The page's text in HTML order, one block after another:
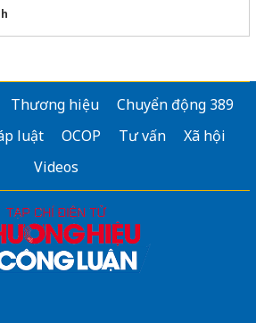
Thương hiệu
Chuyển động 389
luật
OCOP Tư vấn
Xã hội
Videos